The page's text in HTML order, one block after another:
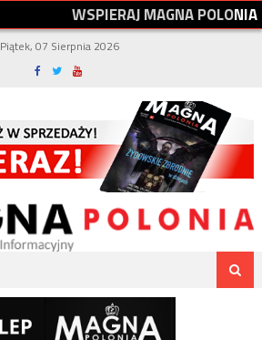
WSPIERAJMAGNAPOLONIA
Piątek, 07 Sierpnia 2026